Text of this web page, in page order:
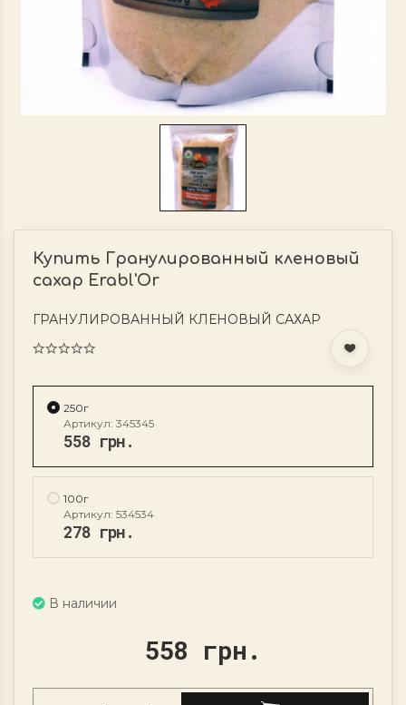
Купить Гранулированный кленовый
сахар Erabl'Or
ГРАНУЛИРОВАННЫЙ КЛЕНОВЫЙ САХАР
250г
Артикул: 345345
558 грн.
100г
Артикул: 534534
278 грн.
В наличии
558 грн.